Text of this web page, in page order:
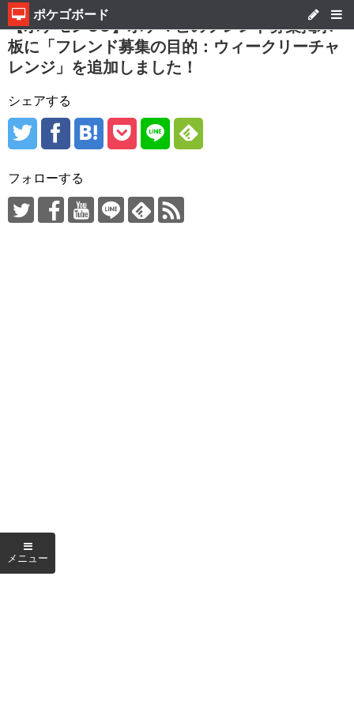
ポケゴボード
【ポケモンGO】ポケマピのフレンド募集掲示
板に「フレンド募集の目的：ウィークリーチャ
レンジ」を追加しました！
シェアする
フォローする